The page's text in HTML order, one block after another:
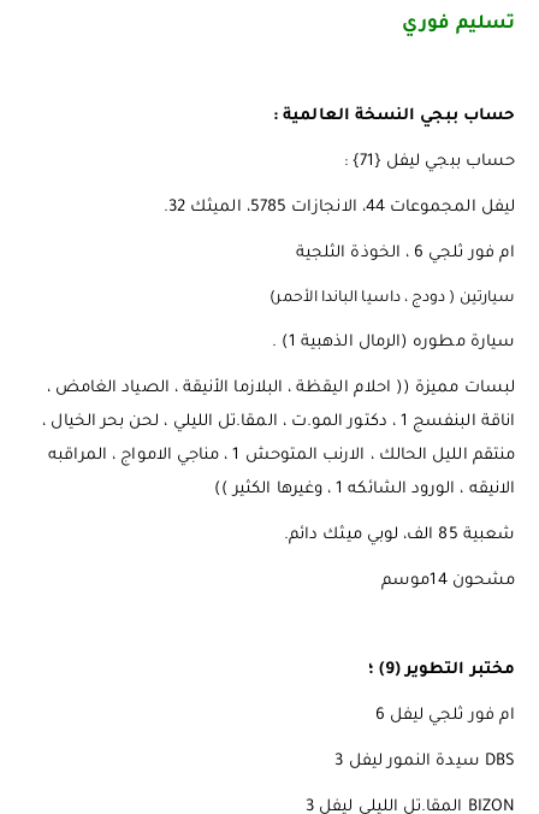
تسليم فوري
حساب ببجي النسخة العالمية :
حساب ببجي ليفل {71} :
ليفل المجموعات 44، الانجازات 5785، الميثك 32.
ام فور ثلجي 6 ، الخوذة الثلجية
سيارتين ( دودج ، داسيا الباندا الأحمر)
سيارة مطوره (الرمال الذهبية 1) .
لبسات مميزة (( احلام اليقظة ، البلازما الأنيقة ، الصياد الغامض ،
اناقة البنفسج 1 ، دكتور المو.ت ، المقا.تل الليلي ، لحن بحر الخيال ،
منتقم الليل الحالك ، الارنب المتوحش 1 ، مناجي الامواج ، المراقبه
الانيقه ، الورود الشائكه 1 ، وغيرها الكثير ))
شعبية 85 الف، لوبي ميثك دائم.
مشحون 14موسم
مختبر التطوير (9) ؛
ام فور ثلجي ليفل 6
DBS سيدة النمور ليفل 3
BIZON المقا.تل الليلي ليفل 3